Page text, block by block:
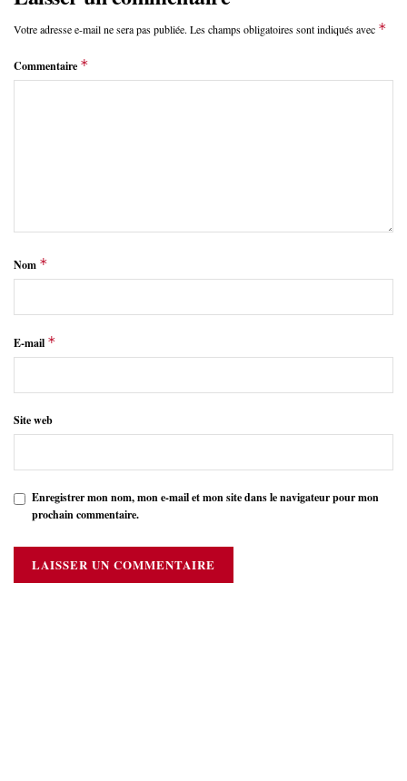
Votre adresse e-mail ne sera pas publiée. Les champs obligatoires sont indiqués avec *
Commentaire *
Nom *
E-mail *
Site web
Enregistrer mon nom, mon e-mail et mon site dans le navigateur pour mon
prochain commentaire.